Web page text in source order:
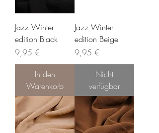
Jazz Winter
edition Black
Preis
9,95 €
In den
Warenkorb
Jazz Winter
edition Beige
Preis
9,95 €
Nicht
verfügbar